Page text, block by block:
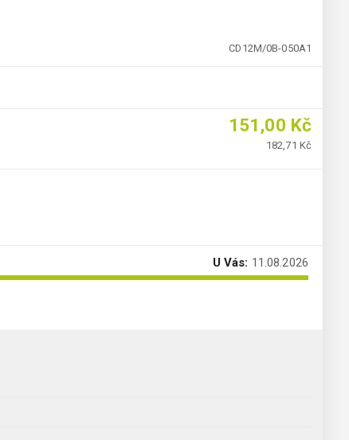
CD12M/0B-050A1
151,00 Kč
182,71 Kč
U Vás: 11.08.2026